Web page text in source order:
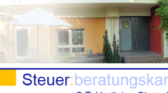
Steuerberatungskanzlei
Sie steuern, wir beraten